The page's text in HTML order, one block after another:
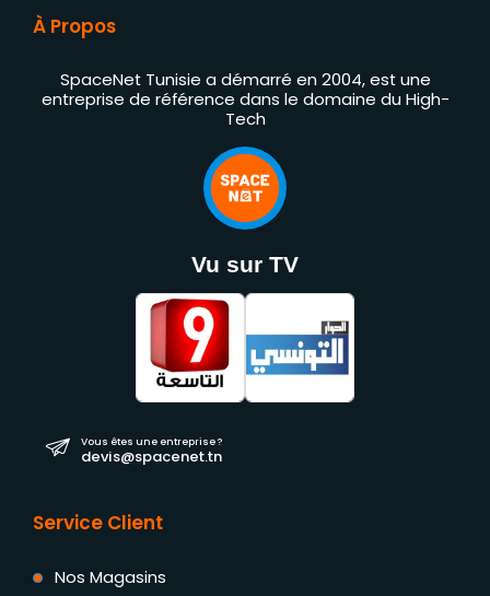
À Propos
SpaceNet Tunisie a démarré en 2004, est une
entreprise de référence dans le domaine du High-
Tech
Vu sur TV
Vous êtes une entreprise ?
devis@spacenet.tn
Service Client
Nos Magasins